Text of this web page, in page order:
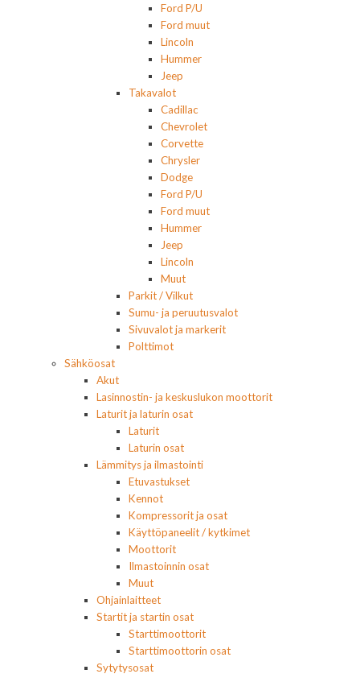
Ford P/U
Ford muut
Lincoln
Hummer
Jeep
Takavalot
Cadillac
Chevrolet
Corvette
Chrysler
Dodge
Ford P/U
Ford muut
Hummer
Jeep
Lincoln
Muut
Parkit / Vilkut
Sumu- ja peruutusvalot
Sivuvalot ja markerit
Polttimot
Sähköosat
Akut
Lasinnostin- ja keskuslukon moottorit
Laturit ja laturin osat
Laturit
Laturin osat
Lämmitys ja ilmastointi
Etuvastukset
Kennot
Kompressorit ja osat
Käyttöpaneelit / kytkimet
Moottorit
Ilmastoinnin osat
Muut
Ohjainlaitteet
Startit ja startin osat
Starttimoottorit
Starttimoottorin osat
Sytytysosat